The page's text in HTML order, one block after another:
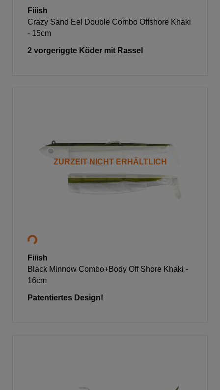
Fiiish
Crazy Sand Eel Double Combo Offshore Khaki
- 15cm
2 vorgeriggte Köder mit Rassel
ZURZEIT NICHT ERHÄLTLICH
Fiiish
Black Minnow Combo+Body Off Shore Khaki -
16cm
Patentiertes Design!